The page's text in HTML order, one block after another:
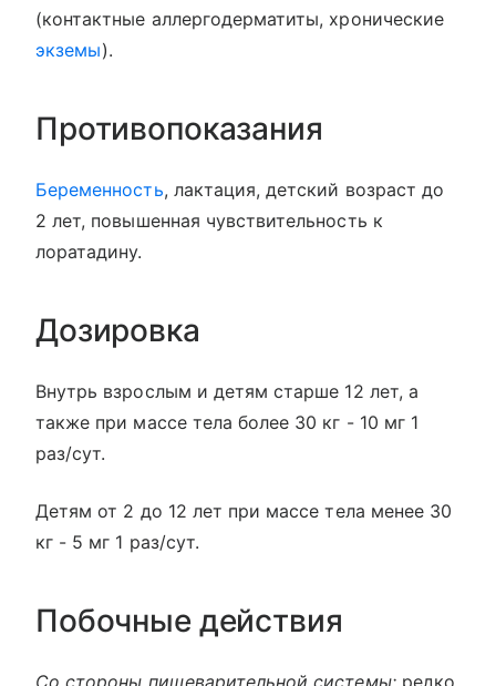
(контактные аллергодерматиты, хронические
экземы).
Противопоказания
Беременность, лактация, детский возраст до
2 лет, повышенная чувствительность к
лоратадину.
Дозировка
Внутрь взрослым и детям старше 12 лет, а
также при массе тела более 30 кг - 10 мг 1
раз/сут.
Детям от 2 до 12 лет при массе тела менее 30
кг - 5 мг 1 раз/сут.
Побочные действия
Со стороны пищеварительной системы:редко